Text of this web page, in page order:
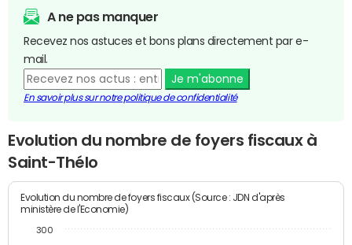
A ne pas manquer
Recevez nos astuces et bons plans directement par e-
mail.
Je m'abonne
En savoir plus sur notre politique de confidentialité
Evolution du nombre de foyers fiscaux à
Saint-Thélo
Evolution du nombre de foyers fiscaux (Source : JDN d'après
ministère de l'Economie)
300